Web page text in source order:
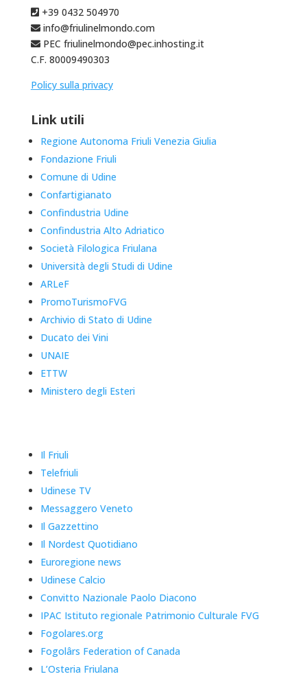
+39 0432 504970
info@friulinelmondo.com
PEC friulinelmondo@pec.inhosting.it
C.F. 80009490303
Policy sulla privacy
Link utili
Regione Autonoma Friuli Venezia Giulia
Fondazione Friuli
Comune di Udine
Confartigianato
Confindustria Udine
Confindustria Alto Adriatico
Società Filologica Friulana
Università degli Studi di Udine
ARLeF
PromoTurismoFVG
Archivio di Stato di Udine
Ducato dei Vini
UNAIE
ETTW
Ministero degli Esteri
Il Friuli
Telefriuli
Udinese TV
Messaggero Veneto
Il Gazzettino
Il Nordest Quotidiano
Euroregione news
Udinese Calcio
Convitto Nazionale Paolo Diacono
IPAC Istituto regionale Patrimonio Culturale FVG
Fogolares.org
Fogolârs Federation of Canada
L’Osteria Friulana